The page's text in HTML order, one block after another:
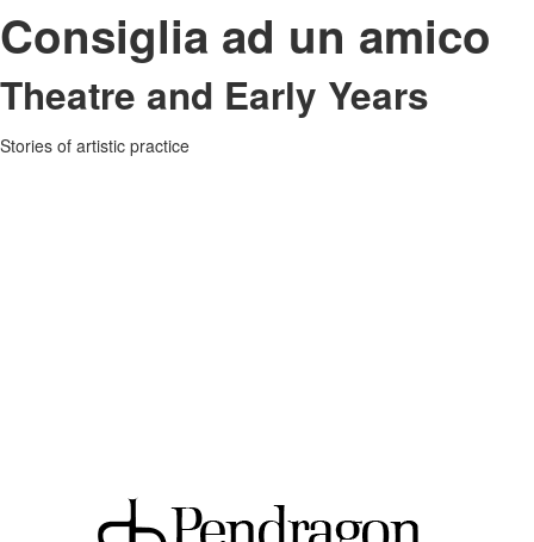
Consiglia ad un amico
Theatre and Early Years
Stories of artistic practice